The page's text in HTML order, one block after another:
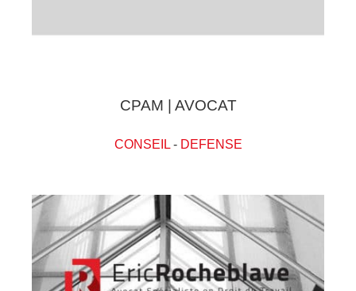
CPAM | AVOCAT
CONSEIL- DEFENSE